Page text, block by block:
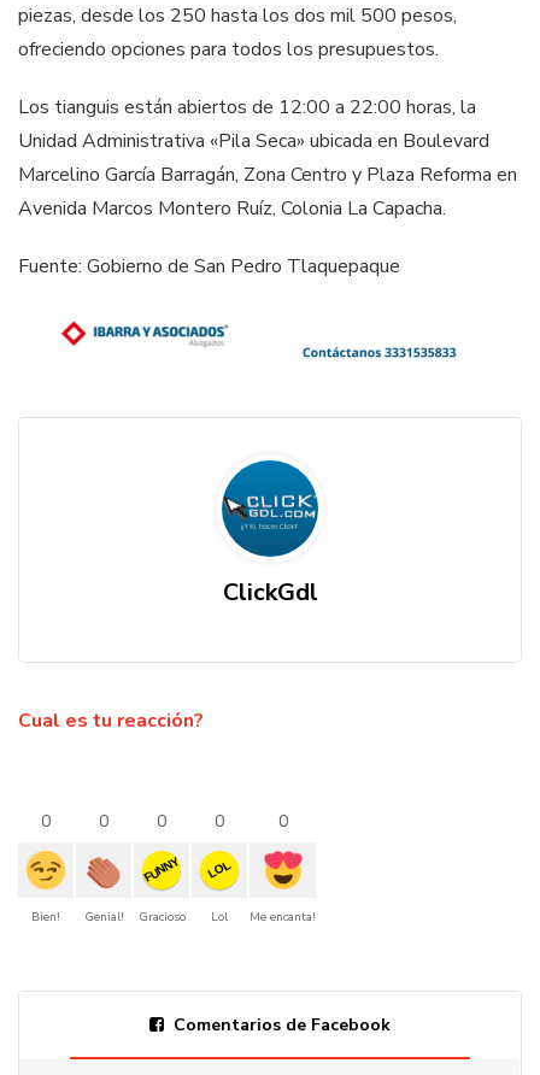
piezas, desde los 250 hasta los dos mil 500 pesos,
ofreciendo opciones para todos los presupuestos.
Los tianguis están abiertos de 12:00 a 22:00 horas, la
Unidad Administrativa «Pila Seca» ubicada en Boulevard
Marcelino García Barragán, Zona Centro y Plaza Reforma en
Avenida Marcos Montero Ruíz, Colonia La Capacha.
Fuente: Gobierno de San Pedro Tlaquepaque
ClickGdl
Cual es tu reacción?
0
Bien!
0
Genial!
0
FUNNY
Gracioso
0
LOL
Lol
0
Me encanta!
Comentarios de Facebook